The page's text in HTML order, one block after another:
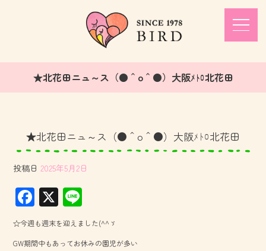
★北花田ニュ～ス（●＾o＾●）大阪ﾒﾄﾛ北花田
★北花田ニュ～ス（●＾o＾●）大阪ﾒﾄﾛ北花田
投稿日 2025年5月2日
F
ac
e
X
ne
☆今週も週末を迎えました(^^ゞ
GW期間中もあってお休みの園児が多い